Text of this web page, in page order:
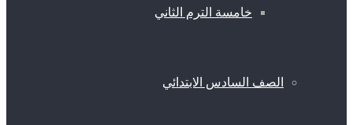
خامسة الترم الثاني
الصف السادس الابتدائي